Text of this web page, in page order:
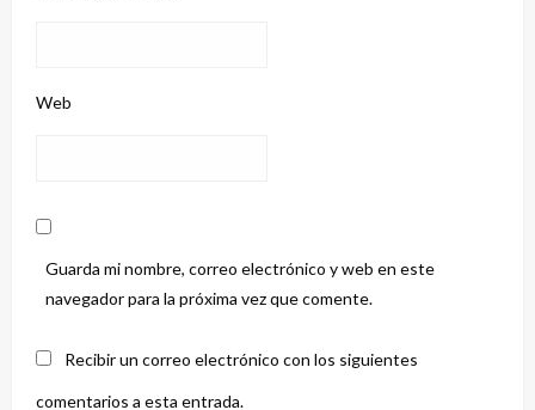
Web
Guarda mi nombre, correo electrónico y web en este
navegador para la próxima vez que comente.
Recibir un correo electrónico con los siguientes
comentarios a esta entrada.